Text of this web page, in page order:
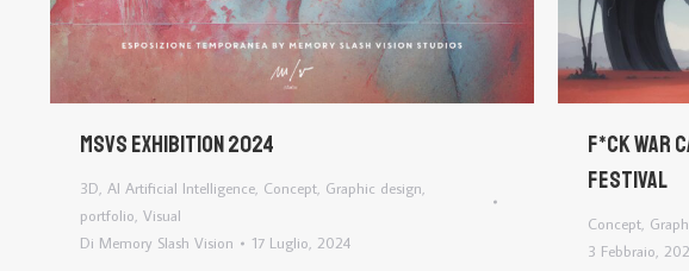
MSVS exhibition 2024
3D AI Artificial Intelligence Concept Graphic design
portfolio Visual
Di Memory Slash Vision 17 Luglio, 2024
F*CK
Festival
Concept
3 Febbraio,